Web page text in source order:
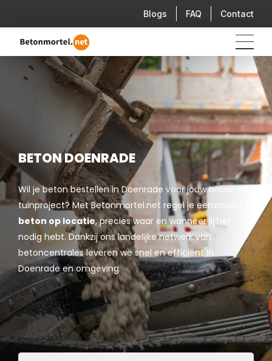
Blogs FAQ Contact
BETON DOENRADE
Wil je beton bestellen in Doenrade voor jouw bouw- of
tuinproject? Met Betonmortel.net regel je eenvoudig
beton op locatie, precies waar en wanneer jij het
nodig hebt. Dankzij ons landelijke netwerk van
betoncentrales leveren we snel en efficiënt in
Doenrade en omgeving.